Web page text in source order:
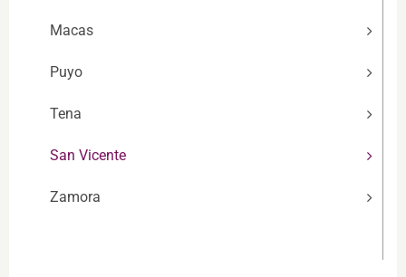
Macas
Puyo
Tena
San Vicente
Zamora